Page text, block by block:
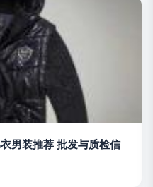
男装推荐 批发与质检信